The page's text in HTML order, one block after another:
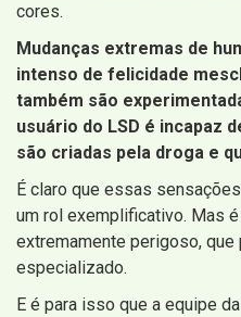
cores.
Mudanças extremas de
intenso de felicidade
também são
usuário do LSD é incapaz
são criadas pela droga e
É claro que essas
um rol exemplificativo. Mas
extremamente perigoso,
especializado.
E é para isso que a equipe